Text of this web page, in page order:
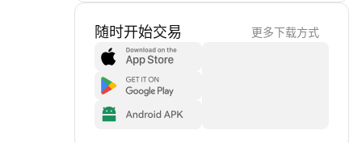
随时开始交易 更多下载方式